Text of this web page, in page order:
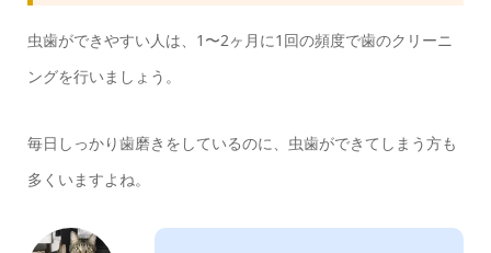
虫歯ができやすい人は、1〜2ヶ月に1回の頻度で歯のクリーニ
ングを行いましょう。
毎日しっかり歯磨きをしているのに、虫歯ができてしまう方も
多くいますよね。